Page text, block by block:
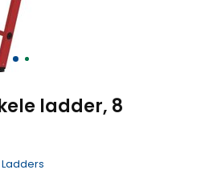
ladder, 8